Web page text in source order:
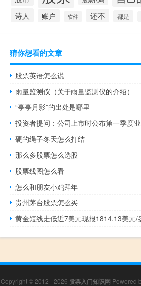
诗人 账户 软件 还不 都是
猜你想看的文章
股票英语怎么说
雨量监测仪（关于雨量监测仪的介绍）
“亭亭月影”的出处是哪里
硬的绳子冬天怎么打结
那么多股票怎么选股
股票线图怎么看
怎么和朋友小鸡拜年
贵州茅台股票怎么买
黄金短线走低近7美元现报1814.13美元/
Copyright © 2012 - 2026 股票入门知识网 Powered